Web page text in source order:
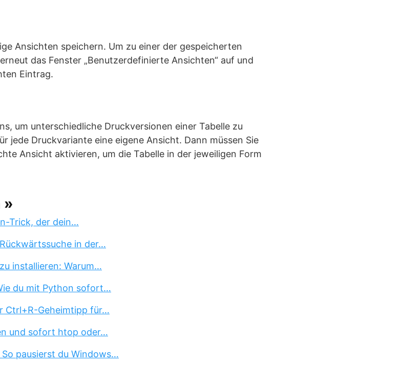
Ansichten speichern. Um zu einer der gespeicherten
das Fenster „Benutzerdefinierte Ansichten“ auf und
Eintrag.
um unterschiedliche Druckversionen einer Tabelle zu
jede Druckvariante eine eigene Ansicht. Dann müssen Sie
Ansicht aktivieren, um die Tabelle in der jeweiligen Form
»
Trick, der dein…
in der…
installieren: Warum…
du mit Python sofort…
Ctrl+R-Geheimtipp für…
und sofort htop oder…
pausierst du Windows…